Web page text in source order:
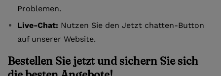
Problemen.
Live-Chat: Nutzen Sie den Jetzt chatten-Button
auf unserer Website.
Bestellen Sie jetzt und sichern Sie sich